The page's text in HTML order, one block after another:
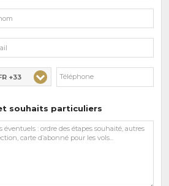
+33
souhaits particuliers